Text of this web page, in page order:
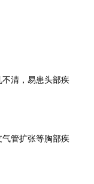
清，易患头部疾
管扩张等胸部疾